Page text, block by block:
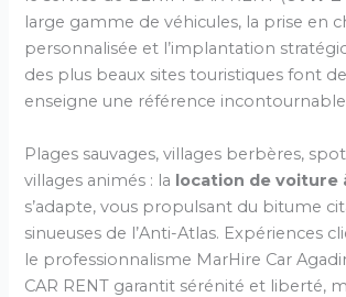
large gamme de véhicules, la prise en
personnalisée et l’implantation
des plus beaux sites touristiques font
enseigne une référence incontournable
Plages sauvages, villages berbères,
villages animés : la location de voiture
s’adapte, vous propulsant du bitume
sinueuses de l’Anti-Atlas. Expériences
le professionnalisme MarHire Car
CAR RENT garantit sérénité et liberté,